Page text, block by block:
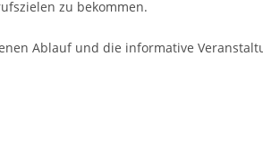
zu bekommen.
Ablauf und die informative